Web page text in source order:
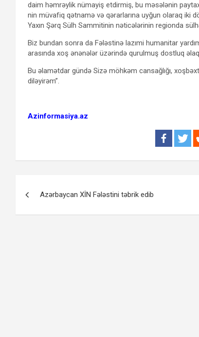
daim həmrəylik nümayiş etdirmiş, bu məsələnin
nin müvafiq qətnamə və qərarlarına uyğun olaraq iki
Yaxın Şərq Sülh Sammitinin nəticələrinin regionda
Biz bundan sonra da Fələstinə lazımi humanitar
arasında xoş ənənələr üzərində qurulmuş dostluq
Bu əlamətdar gündə Sizə möhkəm cansağlığı,
diləyirəm”.
Azinformasiya.az
naviqasiyası
Azərbaycan XİN Fələstini təbrik edib